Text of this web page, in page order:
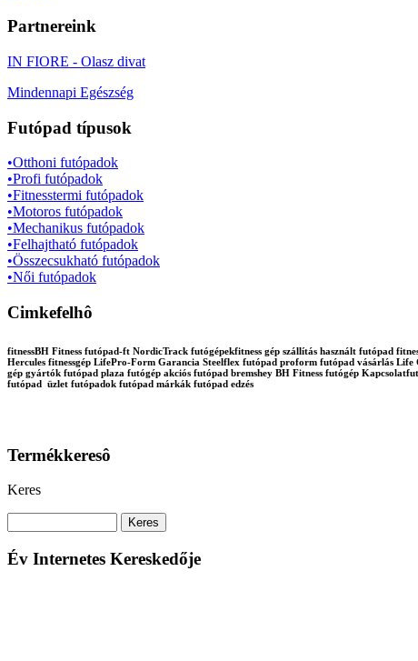
Partnereink
IN FIORE - Olasz divat
Mindennapi Egészség
Futópad típusok
•Otthoni futópadok
•Profi futópadok
•Fitnesstermi futópadok
•Motoros futópadok
•Mechanikus futópadok
•Felhajtható futópadok
•Összecsukható futópadok
•Női futópadok
Cimkefelhô
fitnessBH Fitness futópad-ft NordicTrack futógépekfitness gép szállítás használt futópad
Hercules fitnessgép LifePro-Form Garancia Steelflex futópad proform futópad vásárlás
gép gyártók futópad plaza futógép akciós futópad bremshey BH Fitness futógép
futópad üzlet futópadok futópad márkák futópad edzés
Termékkeresô
Keres
Év Internetes Kereskedője